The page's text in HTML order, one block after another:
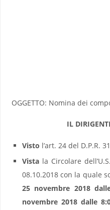
OGGETTO: Nomina dei
IL
Visto l’art. 24 del D.P.R.
Vista la Circolare
08.10.2018 con la quale
25 novembre 2018
novembre 2018 dalle